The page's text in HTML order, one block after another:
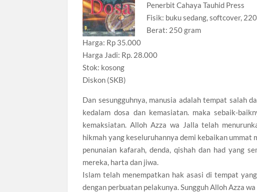
Penerbit Cahaya Tauhid Press
Fisik: buku sedang, softcover,
Berat: 250 gram
Harga: Rp 35.000
Harga Jadi: Rp. 28.000
Stok: kosong
Diskon (SKB)
Dan sesungguhnya, manusia adalah tempat salah
kedalam dosa dan kemasiatan. maka sebaik-
kemaksiatan. Alloh Azza wa Jalla telah
hikmah yang keseluruhannya demi kebaikan
penunaian kafarah, denda, qishah dan had yang
mereka, harta dan jiwa.
Islam telah menempatkan hak asasi di tempat
dengan perbuatan pelakunya. Sungguh Alloh Azza